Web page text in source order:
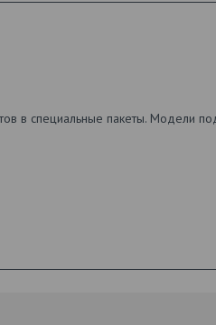
в специальные пакеты. Модели